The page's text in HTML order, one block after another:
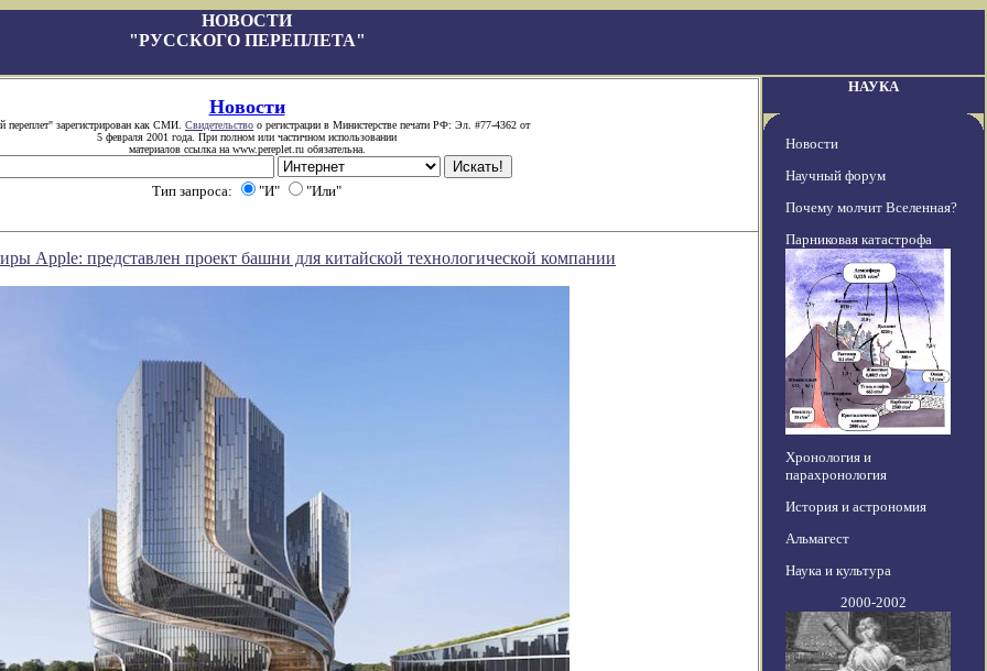
НОВОСТИ
"РУССКОГО ПЕРЕПЛЕТА"
Новости
переплет" зарегистрирован как СМИ. Свидетельство о регистрации в Министерстве печати РФ: Эл. #77-4362 от
5 февраля 2001 года. При полном или частичном использовании
материалов ссылка на www.pereplet.ru обязательна.
Тип запроса: "И" "Или"
Apple: представлен проект башни для китайской технологической компании
НАУКА
Новости
Научный форум
Почему молчит Вселенная?
Парниковая катастрофа
Хронология и
парахронология
История и астрономия
Альмагест
Наука и культура
2000-2002